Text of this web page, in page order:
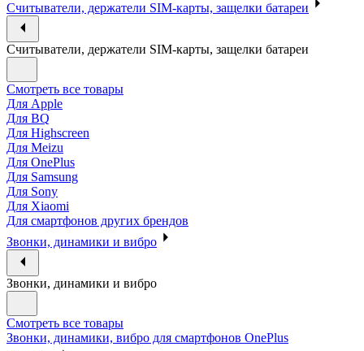
Считыватели, держатели SIM-карты, защелки батареи
Считыватели, держатели SIM-карты, защелки батареи
Смотреть все товары
Для Apple
Для BQ
Для Highscreen
Для Meizu
Для OnePlus
Для Samsung
Для Sony
Для Xiaomi
Для смартфонов других брендов
Звонки, динамики и вибро
Звонки, динамики и вибро
Смотреть все товары
Звонки, динамики, вибро для смартфонов OnePlus